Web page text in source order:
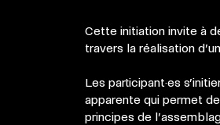
Cette initiation invite à
travers la réalisation
Les participant·es
apparente qui permet
principes de